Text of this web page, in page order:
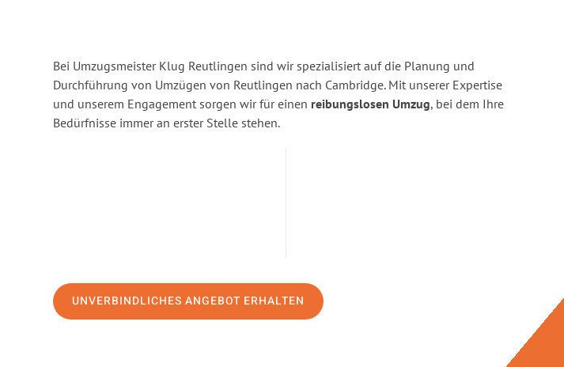
Bei Umzugsmeister Klug Reutlingen sind wir spezialisiert auf die Planung und
Durchführung von Umzügen von Reutlingen nach Cambridge. Mit unserer Expertise
und unserem Engagement sorgen wir für einen reibungslosen Umzug, bei dem Ihre
Bedürfnisse immer an erster Stelle stehen.
UNVERBINDLICHES ANGEBOT ERHALTEN